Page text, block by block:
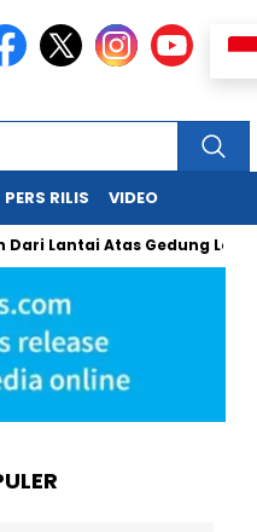
PERS RILIS VIDEO
Atas Gedung Lotte Avenue